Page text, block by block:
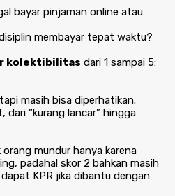
bayar pinjaman online atau
membayar tepat waktu?
kolektibilitas dari 1 sampai 5:
masih bisa diperhatikan.
dari “kurang lancar” hingga
orang mundur hanya karena
padahal skor 2 bahkan masih
KPR jika dibantu dengan